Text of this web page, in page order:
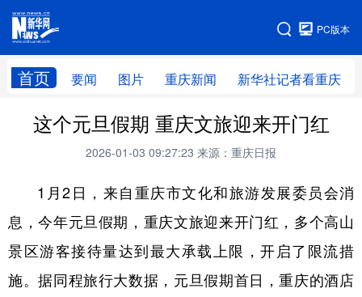
PC版本
首页 要闻 图片 重庆新闻 新华社记者看重庆
网站地图
这个元旦假期 重庆文旅迎来开门红
2026-01-03 09:27:23 来源：重庆日报
1月2日，来自重庆市文化和旅游发展委员会消
息，今年元旦假期，重庆文旅迎来开门红，多个高山
景区游客接待量达到最大承载上限，开启了限流措
施。据同程旅行大数据，元旦假期首日，重庆的酒店